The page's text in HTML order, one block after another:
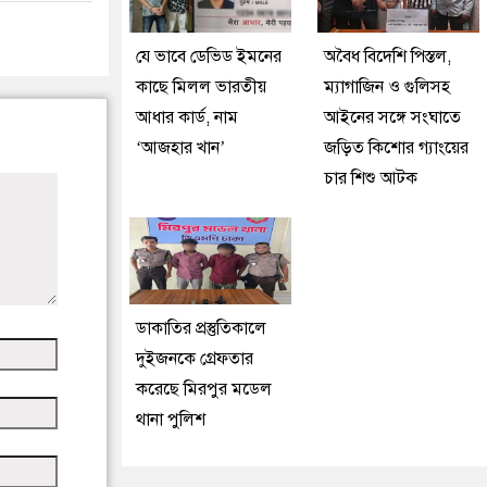
যে ভাবে ডেভিড ইমনের
কাছে মিলল ভারতীয়
আধার কার্ড, নাম
‘আজহার খান’
অবৈধ বিদেশি পিস্তল,
ম্যাগাজিন ও গুলিসহ
আইনের সঙ্গে সংঘাতে
জড়িত কিশোর গ্যাংয়ের
চার শিশু আটক
ডাকাতির প্রস্তুতিকালে
দুইজনকে গ্রেফতার
করেছে মিরপুর মডেল
থানা পুলিশ